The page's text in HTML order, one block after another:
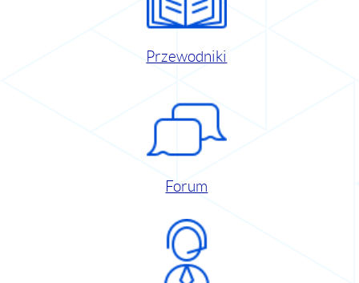
Przewodniki
Forum